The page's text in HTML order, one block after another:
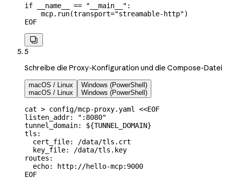
if __name__ == "__main__":
    mcp.run(transport="streamable-http")
EOF

5
Schreibe die Proxy-Konfiguration und die Compose-Datei
macOS / Linux
macOS / Linux
Windows (PowerShell)
Windows (PowerShell)
cat > config/mcp-proxy.yaml <<EOF
listen_addr: ":8080"
tunnel_domain: ${TUNNEL_DOMAIN}
tls:
  cert_file: /data/tls.crt
  key_file: /data/tls.key
routes:
  echo: http://hello-mcp:9000
EOF